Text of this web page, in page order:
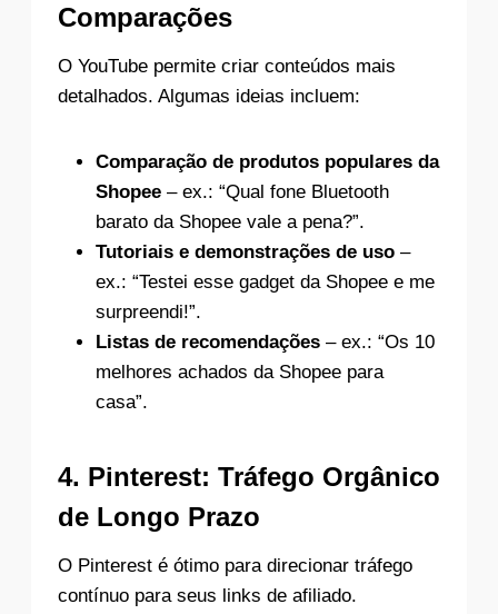
Comparações
O YouTube permite criar conteúdos mais
detalhados. Algumas ideias incluem:
Comparação de produtos populares da
Shopee – ex.: “Qual fone Bluetooth
barato da Shopee vale a pena?”.
Tutoriais e demonstrações de uso –
ex.: “Testei esse gadget da Shopee e me
surpreendi!”.
Listas de recomendações – ex.: “Os 10
melhores achados da Shopee para
casa”.
4. Pinterest: Tráfego Orgânico
de Longo Prazo
O Pinterest é ótimo para direcionar tráfego
contínuo para seus links de afiliado.